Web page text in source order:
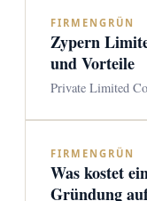
FIRMENGRÜN
Zypern
und Vorteile
Private Limited
FIRMENGRÜN
Was kostet
Gründung